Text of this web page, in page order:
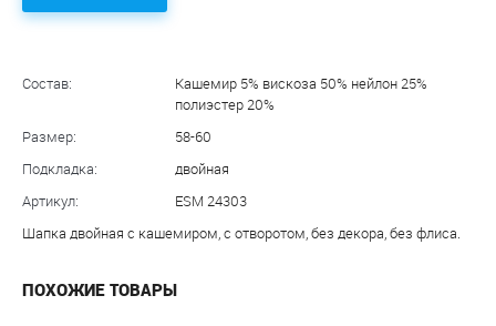
Состав:
Кашемир 5% вискоза 50% нейлон 25%
полиэстер 20%
Размер:
58-60
Подкладка:
двойная
Артикул:
ESM 24303
Шапка двойная с кашемиром, с отворотом, без декора, без флиса.
ПОХОЖИЕ ТОВАРЫ